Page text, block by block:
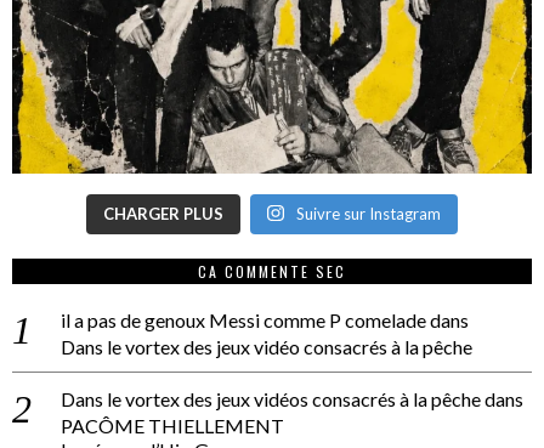
CHARGER PLUS Suivre sur Instagram
CA COMMENTE SEC
il a pas de genoux Messi comme P comeladedans
Dans le vortex des jeux vidéo consacrés à la pêche
Dans le vortex des jeux vidéos consacrés à la pêchedans
PACÔME THIELLEMENT